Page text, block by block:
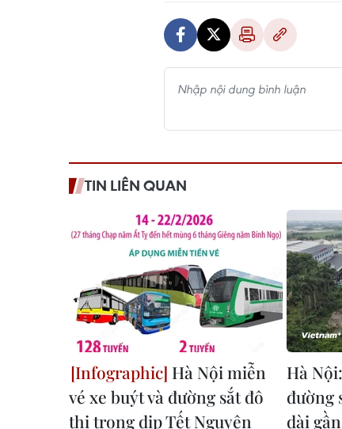
TIN LIÊN QUAN
Hà Nội miễn
vé xe buýt và đường sắt đô
thị trong dịp Tết Nguyên
Hà
đường
dài